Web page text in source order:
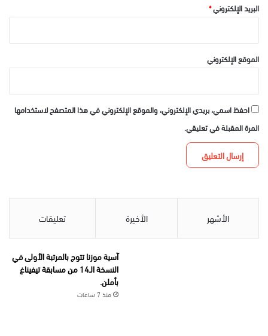
البريد الإلكتروني*
الموقع الإلكتروني
احفظ اسمي، بريدي الإلكتروني، والموقع الإلكتروني في هذا المتصفح لاستخدامها
المرة المقبلة في تعليقي.
الأشهر الأخيرة تعليقات
آسية موزنا تتوج بالمرتبة الأولى في
النسخة الـ14 من مسابقة تيفيناغ
بأملن.
منذ 7 ساعات